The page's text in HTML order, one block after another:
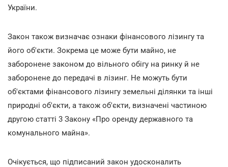
України.
Закон також визначає ознаки фінансового лізингу та
його об'єкти. Зокрема це може бути майно, не
заборонене законом до вільного обігу на ринку й не
заборонене до передачі в лізинг. Не можуть бути
об'єктами фінансового лізингу земельні ділянки та інші
природні об'єкти, а також об'єкти, визначені частиною
другою статті 3 Закону «Про оренду державного та
комунального майна».
Очікується, що підписаний закон удосконалить